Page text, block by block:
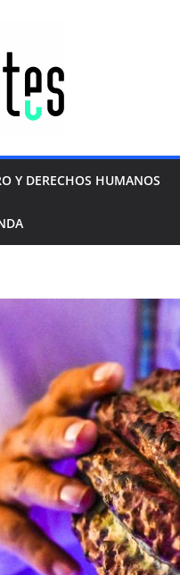
Y DERECHOS HUMANOS